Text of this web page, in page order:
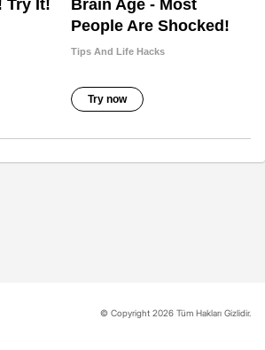
© Copyright 2026 Tüm Hakları Gizlidir.